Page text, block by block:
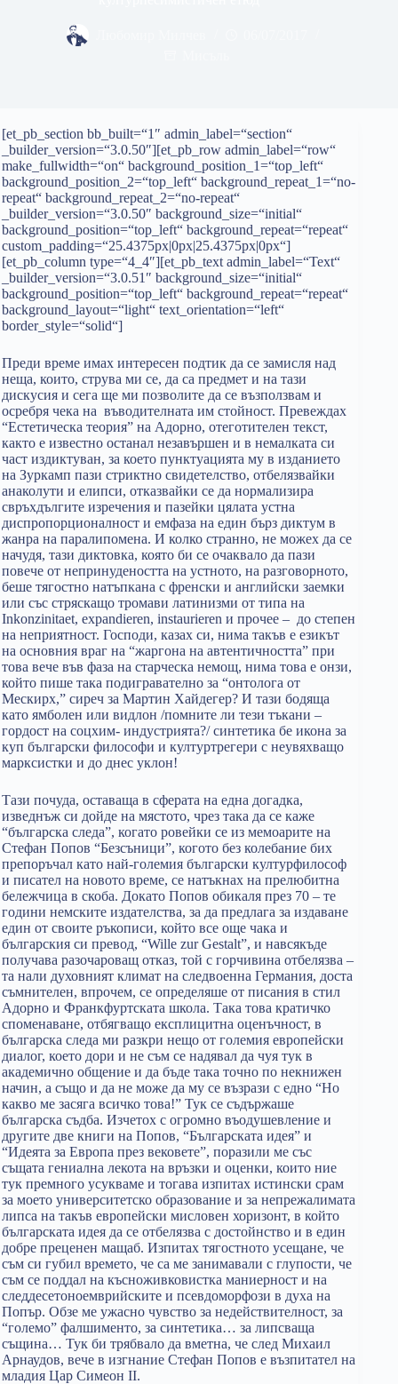
[et_pb_section bb_built=“1″ admin_label=“section“
_builder_version=“3.0.50″][et_pb_row admin_label=“row“
make_fullwidth=“on“ background_position_1=“top_left“
background_position_2=“top_left“ background_repeat_1=“no-
repeat“ background_repeat_2=“no-repeat“
_builder_version=“3.0.50″ background_size=“initial“
background_position=“top_left“ background_repeat=“repeat“
custom_padding=“25.4375px|0px|25.4375px|0px“]
[et_pb_column type=“4_4″][et_pb_text admin_label=“Text“
_builder_version=“3.0.51″ background_size=“initial“
background_position=“top_left“ background_repeat=“repeat“
background_layout=“light“ text_orientation=“left“
border_style=“solid“]
Преди време имах интересен подтик да се замисля над
неща, които, струва ми се, да са предмет и на тази
дискусия и сега ще ми позволите да се възползвам и
осребря чека на въводителната им стойност. Превеждах
“Естетическа теория” на Адорно, отеготителен текст,
както е известно останал незавършен и в немалката си
част издиктуван, за което пунктуацията му в изданието
на Зуркамп пази стриктно свидетелство, отбелязвайки
анаколути и елипси, отказвайки се да нормализира
свръхдългите изречения и пазейки цялата устна
диспропорционалност и емфаза на един бърз диктум в
жанра на паралипомена. И колко странно, не можех да се
начудя, тази диктовка, която би се очаквало да пази
повече от непринудеността на устното, на разговорното,
беше тягостно натъпкана с френски и английски заемки
или със стряскащо тромави латинизми от типа на
Inkonzinitaet, expandieren, instaurieren и прочее – до степен
на неприятност. Господи, казах си, нима такъв е езикът
на основния враг на “жаргона на автентичността” при
това вече във фаза на старческа немощ, нима това е онзи,
който пише така подигравателно за “онтолога от
Мескирх,” сиреч за Мартин Хайдегер? И тази бодяща
като ямболен или видлон /помните ли тези тъкани –
гордост на соцхим- индустрията?/ синтетика бе икона за
куп български философи и културтрегери с неувяхващо
марксистки и до днес уклон!
Тази почуда, оставаща в сферата на една догадка,
изведнъж си дойде на мястото, чрез така да се каже
“българска следа”, когато ровейки се из мемоарите на
Стефан Попов “Безсъници”, когото без колебание бих
препоръчал като най-големия български културфилософ
и писател на новото време, се натъкнах на прелюбитна
бележчица в скоба. Докато Попов обикаля през 70 – те
години немските издателства, за да предлага за издаване
един от своите ръкописи, който все още чака и
българския си превод, “Wille zur Gestalt”, и навсякъде
получава разочароващ отказ, той с горчивина отбелязва –
та нали духовният климат на следвоенна Германия, доста
съмнителен, впрочем, се определяше от писания в стил
Адорно и Франкфуртската школа. Така това кратичко
споменаване, отбягващо експлицитна оценъчност, в
българска следа ми разкри нещо от големия европейски
диалог, което дори и не съм се надявал да чуя тук в
академично общение и да бъде така точно по некнижен
начин, а също и да не може да му се възрази с едно “Но
какво ме засяга всичко това!” Тук се съдържаше
българска съдба. Изчетох с огромно въодушевление и
другите две книги на Попов, “Българската идея” и
“Идеята за Европа през вековете”, поразили ме със
същата гениална лекота на връзки и оценки, които ние
тук премного усукваме и тогава изпитах истински срам
за моето университетско образование и за непрежалимата
липса на такъв европейски мисловен хоризонт, в който
българската идея да се отбелязва с достойнство и в един
добре преценен мащаб. Изпитах тягостното усещане, че
съм си губил времето, че са ме занимавали с глупости, че
съм се поддал на късноживковистка маниерност и на
следдесетоноемврийските и псевдоморфози в духа на
Попър. Обзе ме ужасно чувство за недействителност, за
“големо” фалшименто, за синтетика… за липсваща
същина… Тук би трябвало да вметна, че след Михаил
Арнаудов, вече в изгнание Стефан Попов е възпитател на
младия Цар Симеон II.